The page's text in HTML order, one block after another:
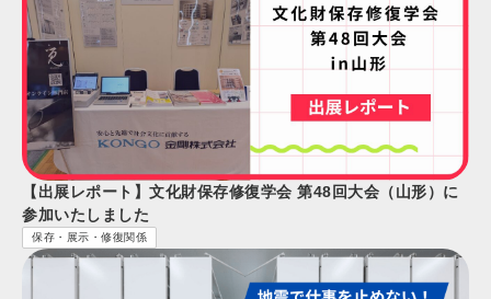
【出展レポート】文化財保存修復学会 第48回大会（山形）に
参加いたしました
保存・展示・修復関係